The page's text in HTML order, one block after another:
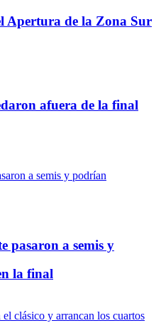
Apertura de la Zona Sur
afuera de la final
pasaron a semis y
la final